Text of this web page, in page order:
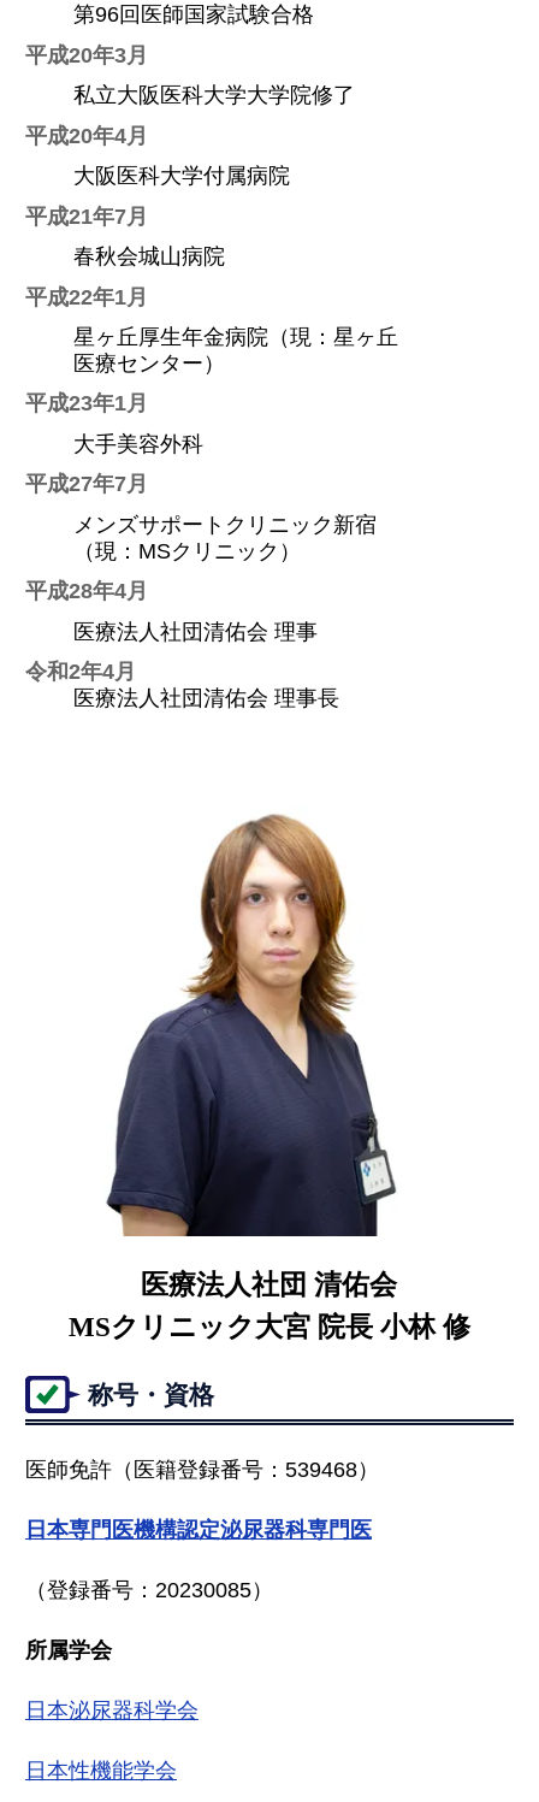
第96回医師国家試験合格
平成20年3月
私立大阪医科大学大学院修了
平成20年4月
大阪医科大学付属病院
平成21年7月
春秋会城山病院
平成22年1月
星ヶ丘厚生年金病院（現：星ヶ丘
医療センター）
平成23年1月
大手美容外科
平成27年7月
メンズサポートクリニック新宿
（現：MSクリニック）
平成28年4月
医療法人社団清佑会 理事
令和2年4月
医療法人社団清佑会 理事長
医療法人社団 清佑会
MSクリニック大宮 院長 小林 修
称号・資格
医師免許（医籍登録番号：539468）
日本専門医機構認定泌尿器科専門医
（登録番号：20230085）
所属学会
日本泌尿器科学会
日本性機能学会